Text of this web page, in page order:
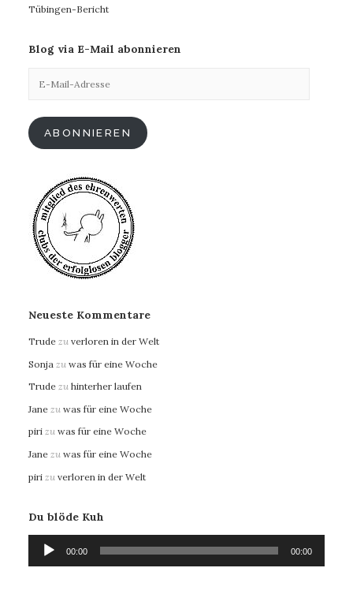
Tübingen-Bericht
Blog via E-Mail abonnieren
Mail-
ABONNIEREN
Neueste Kommentare
Trude zu verloren in der Welt
Sonja zu was für eine Woche
Trude zu hinterher laufen
Jane zu was für eine Woche
piri zu was für eine Woche
Jane zu was für eine Woche
piri zu verloren in der Welt
Du blöde Kuh
Audio-
Player
00:00 00:00